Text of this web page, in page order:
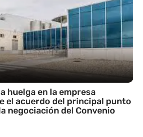
huelga en la empresa
el acuerdo del principal punto
negociación del Convenio